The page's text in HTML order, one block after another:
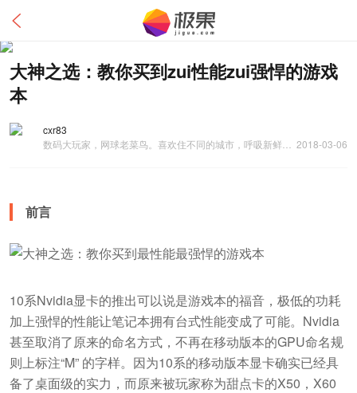
大神之选：教你买到zui性能zui强悍的游戏
本
cxr83
2018-03-06
前言
10系Nvidia显卡的推出可以说是游戏本的福音，极低的功耗
加上强悍的性能让笔记本拥有台式性能变成了可能。Nvidia
甚至取消了原来的命名方式，不再在移动版本的GPU命名规
则上标注“M” 的字样。因为10系的移动版本显卡确实已经具
备了桌面级的实力，而原来被玩家称为甜点卡的X50，X60